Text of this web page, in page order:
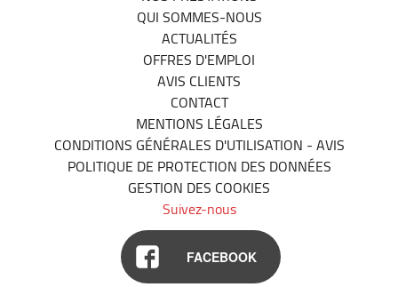
QUI SOMMES-NOUS
ACTUALITÉS
OFFRES D'EMPLOI
AVIS CLIENTS
CONTACT
MENTIONS LÉGALES
CONDITIONS GÉNÉRALES D'UTILISATION - AVIS
POLITIQUE DE PROTECTION DES DONNÉES
GESTION DES COOKIES
Suivez-nous
FACEBOOK